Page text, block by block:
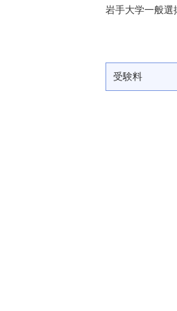
岩手大学一般選
受験料